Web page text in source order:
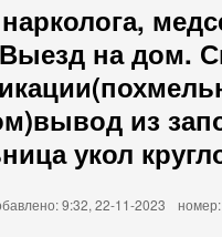
на дом.
из
укол
9:32, 22-11-2023